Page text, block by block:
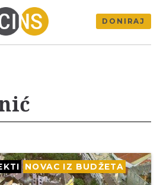
DONIRAJ
NOVAC IZ BUDŽETA